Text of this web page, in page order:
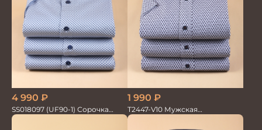
4 990 ₽
SS018097 (UF90-1) Сорочка
мужская GROSTYLE PRIME
1 990 ₽
T2447-V10 Мужская
текстильная рубашка /